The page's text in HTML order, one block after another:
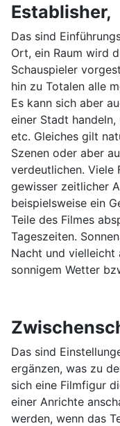
Establisher,
Das sind
Ort, ein Raum wird
Schauspieler
hin zu Totalen alle
Es kann sich aber
einer Stadt handeln,
etc. Gleiches gilt
Szenen oder aber
verdeutlichen. Viele
gewisser zeitlicher
beispielsweise ein
Teile des Filmes
Tageszeiten.
Nacht und vielleicht
sonnigem Wetter
Das sind
ergänzen, was zu
sich eine Filmfigur
einer Anrichte
werden, wenn das